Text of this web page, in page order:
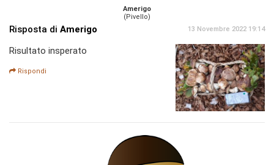
Amerigo
(Pivello)
Risposta di Amerigo 13 Novembre 2022 19:14
Risultato insperato
Rispondi